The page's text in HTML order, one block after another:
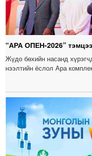
“АРА ОПЕН-2026”
Жүдо бөхийн насанд
нээлтийн ёслол Ара